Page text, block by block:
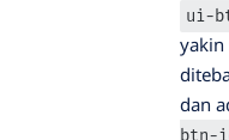
ui-
yakin
dan
btn-